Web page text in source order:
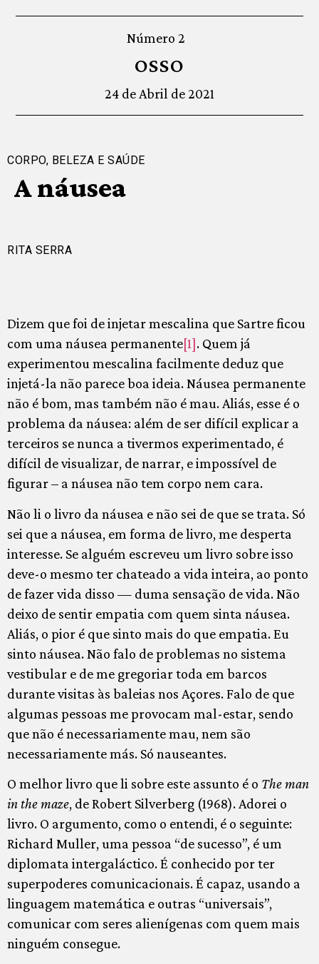
Número 2
OSSO
24 de Abril de 2021
CORPO, BELEZA E SAÚDE
A náusea
RITA SERRA
Dizem que foi de injetar mescalina que Sartre ficou
com uma náusea permanente[1]. Quem já
experimentou mescalina facilmente deduz que
injetá-la não parece boa ideia. Náusea permanente
não é bom, mas também não é mau. Aliás, esse é o
problema da náusea: além de ser difícil explicar a
terceiros se nunca a tivermos experimentado, é
difícil de visualizar, de narrar, e impossível de
figurar – a náusea não tem corpo nem cara.
Não li o livro da náusea e não sei de que se trata. Só
sei que a náusea, em forma de livro, me desperta
interesse. Se alguém escreveu um livro sobre isso
deve-o mesmo ter chateado a vida inteira, ao ponto
de fazer vida disso — duma sensação de vida. Não
deixo de sentir empatia com quem sinta náusea.
Aliás, o pior é que sinto mais do que empatia. Eu
sinto náusea. Não falo de problemas no sistema
vestibular e de me gregoriar toda em barcos
durante visitas às baleias nos Açores. Falo de que
algumas pessoas me provocam mal-estar, sendo
que não é necessariamente mau, nem são
necessariamente más. Só nauseantes.
O melhor livro que li sobre este assunto é o The man
in the maze, de Robert Silverberg (1968). Adorei o
livro. O argumento, como o entendi, é o seguinte:
Richard Muller, uma pessoa “de sucesso”, é um
diplomata intergaláctico. É conhecido por ter
superpoderes comunicacionais. É capaz, usando a
linguagem matemática e outras “universais”,
comunicar com seres alienígenas com quem mais
ninguém consegue.